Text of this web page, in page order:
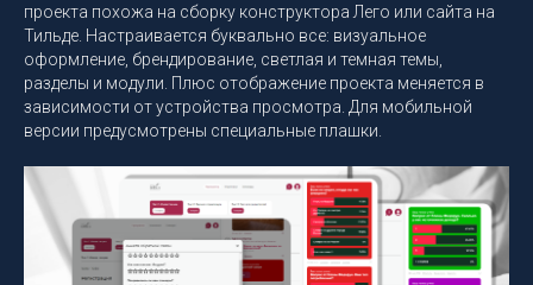
проекта похожа на сборку конструктора Лего или сайта на
Тильде. Настраивается буквально все: визуальное
оформление, брендирование, светлая и темная темы,
разделы и модули. Плюс отображение проекта меняется в
зависимости от устройства просмотра. Для мобильной
версии предусмотрены специальные плашки.